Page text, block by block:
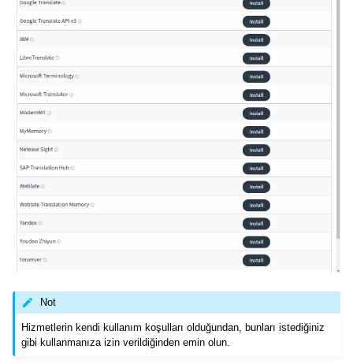
navigation of Desteklenen dosya biçimleri
navigation of Yapılandırma yönergeleri
Not
Hizmetlerin kendi kullanım koşulları olduğundan, bunları istediğiniz
gibi kullanmanıza izin verildiğinden emin olun.